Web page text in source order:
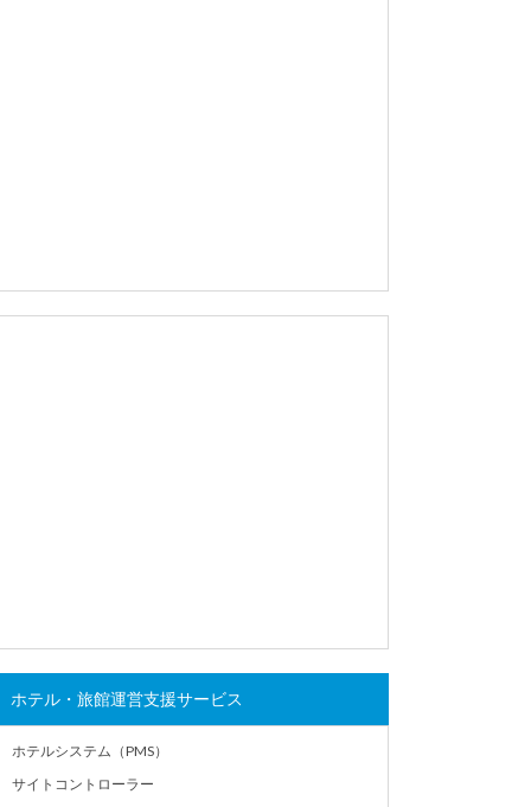
ホテル・旅館運営支援サービス
ホテルシステム（PMS）
サイトコントローラー